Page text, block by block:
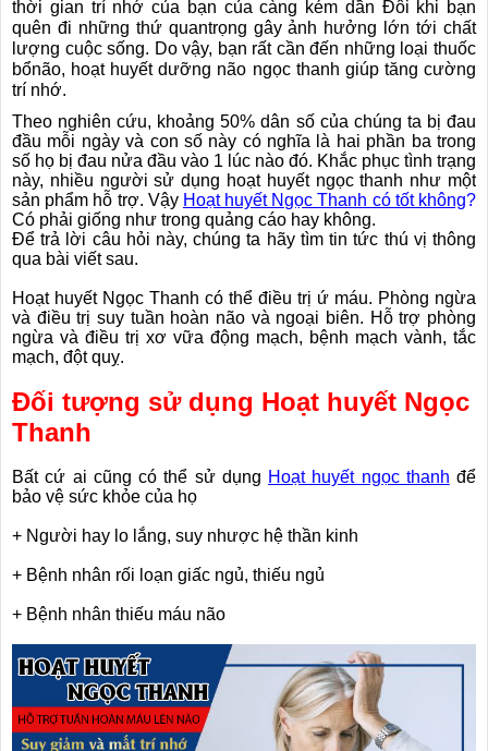
thời gian trí nhớ của bạn của càng kém dần Đôi khi bạn
quên đi những thứ quantrọng gây ảnh hưởng lớn tới chất
lượng cuộc sống. Do vậy, bạn rất cần đến những loại thuốc
bổnão, hoạt huyết dưỡng não ngọc thanh giúp tăng cường
trí nhớ.
Theo nghiên cứu, khoảng 50% dân số của chúng ta bị đau
đầu mỗi ngày và con số này có nghĩa là hai phần ba trong
số họ bị đau nửa đầu vào 1 lúc nào đó. Khắc phục tình trạng
này, nhiều người sử dụng hoạt huyết ngọc thanh như một
sản phẩm hỗ trợ. Vậy Hoạt huyết Ngọc Thanh có tốt không?
Có phải giống như trong quảng cáo hay không.
Để trả lời câu hỏi này, chúng ta hãy tìm tin tức thú vị thông
qua bài viết sau.
Hoạt huyết Ngọc Thanh có thể điều trị ứ máu. Phòng ngừa
và điều trị suy tuần hoàn não và ngoại biên. Hỗ trợ phòng
ngừa và điều trị xơ vữa động mạch, bệnh mạch vành, tắc
mạch, đột quỵ.
Đối tượng sử dụng Hoạt huyết Ngọc
Thanh
Bất cứ ai cũng có thể sử dụng Hoạt huyết ngọc thanh để
bảo vệ sức khỏe của họ
+ Người hay lo lắng, suy nhược hệ thần kinh
+ Bệnh nhân rối loạn giấc ngủ, thiếu ngủ
+ Bệnh nhân thiếu máu não